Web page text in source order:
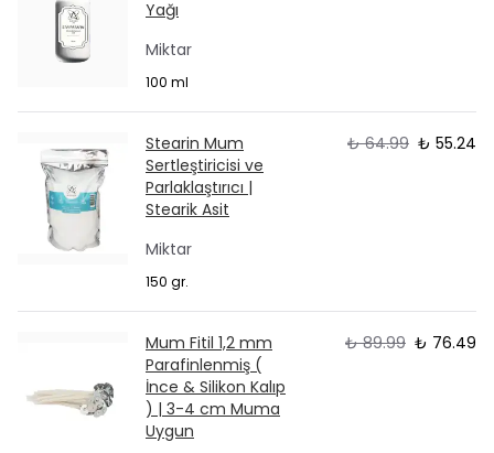
Yağı
Miktar
100 ml
Stearin Mum
Sertleştiricisi ve
Parlaklaştırıcı |
Stearik Asit
₺ 64.99 ₺ 55.24
Miktar
150 gr.
Mum Fitil 1,2 mm
Parafinlenmiş (
İnce & Silikon Kalıp
) | 3-4 cm Muma
Uygun
₺ 89.99 ₺ 76.49